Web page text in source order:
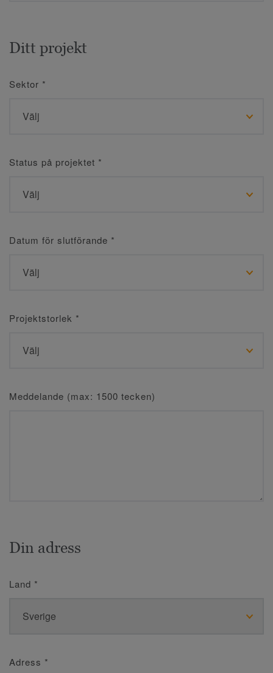
Ditt projekt
Sektor *
Status på projektet *
Datum för slutförande *
Projektstorlek *
Meddelande (max: 1500 tecken)
Din adress
Land *
Adress *